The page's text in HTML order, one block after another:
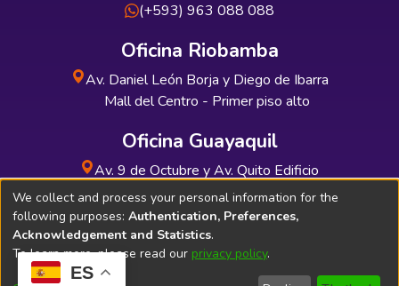
ES
(+593) 963 088 088
Oficina Riobamba
Av. Daniel León Borja y Diego de Ibarra
Mall del Centro - Primer piso alto
Oficina Guayaquil
Av. 9 de Octubre y Av. Quito Edificio
INDUAUTO - Planta baja
Soporte Técnico Bibliolatino.com
We collect and process your personal information for the
following purposes: Authentication, Preferences,
Acknowledgement and Statistics.
To learn more, please read our privacy policy.